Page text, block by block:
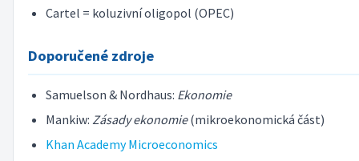
Cartel = koluzivní oligopol (OPEC)
Doporučené zdroje
Samuelson & Nordhaus: Ekonomie
Mankiw: Zásady ekonomie(mikroekonomická část)
Khan Academy Microeconomics